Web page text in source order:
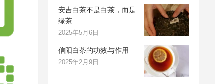
安吉白茶不是白茶，而是
绿茶
2025年5月6日
信阳白茶的功效与作用
2025年2月9日